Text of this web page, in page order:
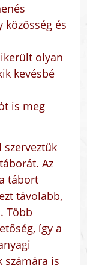
közösség és
olyan
kevésbé
is meg
Az
tábort
távolabb,
Több
így a
számára is